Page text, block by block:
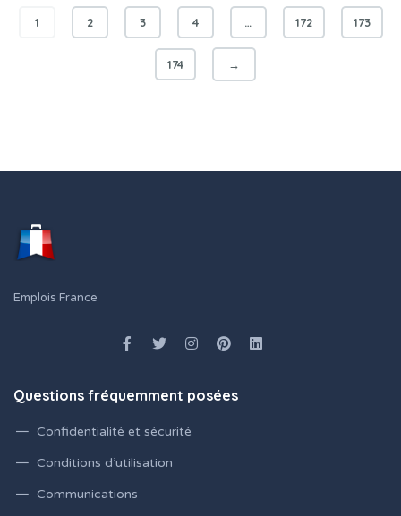
1 2 3 4 … 172 173
174 →
Emplois France
Questions fréquemment posées
Confidentialité et sécurité
Conditions d’utilisation
Communications